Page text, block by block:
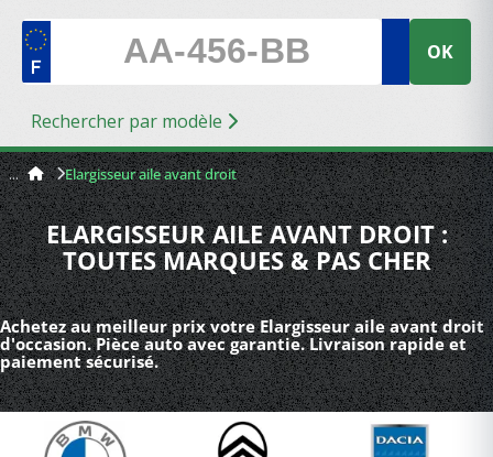
OK
Rechercher par modèle
Elargisseur aile avant droit
ELARGISSEUR AILE AVANT DROIT :
TOUTES MARQUES & PAS CHER
Achetez au meilleur prix votre Elargisseur aile avant droit
d'occasion. Pièce auto avec garantie. Livraison rapide et
paiement sécurisé.